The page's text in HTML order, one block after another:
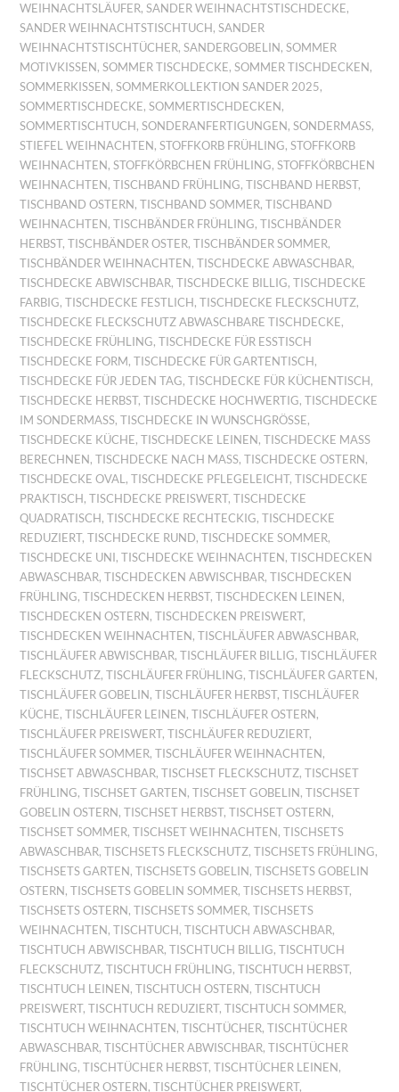
WEIHNACHTSLÄUFER,SANDER WEIHNACHTSTISCHDECKE,
SANDER WEIHNACHTSTISCHTUCH,SANDER
WEIHNACHTSTISCHTÜCHER,SANDERGOBELIN,SOMMER
MOTIVKISSEN,SOMMER TISCHDECKE,SOMMER TISCHDECKEN,
SOMMERKISSEN,SOMMERKOLLEKTION SANDER 2025,
SOMMERTISCHDECKE,SOMMERTISCHDECKEN,
SOMMERTISCHTUCH,SONDERANFERTIGUNGEN,SONDERMASS ,
STIEFEL WEIHNACHTEN,STOFFKORB FRÜHLING,STOFFKORB
WEIHNACHTEN,STOFFKÖRBCHEN FRÜHLING,STOFFKÖRBCHEN
WEIHNACHTEN,TISCHBAND FRÜHLING,TISCHBAND HERBST,
TISCHBAND OSTERN,TISCHBAND SOMMER,TISCHBAND
WEIHNACHTEN,TISCHBÄNDER FRÜHLING,TISCHBÄNDER
HERBST,TISCHBÄNDER OSTER,TISCHBÄNDER SOMMER,
TISCHBÄNDER WEIHNACHTEN,TISCHDECKE ABWASCHBAR,
TISCHDECKE ABWISCHBAR,TISCHDECKE BILLIG,TISCHDECKE
FARBIG,TISCHDECKE FESTLICH,TISCHDECKE FLECKSCHUTZ,
TISCHDECKE FLECKSCHUTZ ABWASCHBARE TISCHDECKE,
TISCHDECKE FRÜHLING,TISCHDECKE FÜR ESSTISCH
TISCHDECKE FORM,TISCHDECKE FÜR GARTENTISCH,
TISCHDECKE FÜR JEDEN TAG,TISCHDECKE FÜR KÜCHENTISCH,
TISCHDECKE HERBST,TISCHDECKE HOCHWERTIG,TISCHDECKE
IM SONDERMASS ,TISCHDECKE IN WUNSCHGRÖSSE ,
TISCHDECKE KÜCHE,TISCHDECKE LEINEN,TISCHDECKE MASS B
ERECHNEN
,TISCHDECKE NACH MASS ,TISCHDECKE OSTERN,
TISCHDECKE OVAL ,TISCHDECKE PFLEGELEICHT,TISCHDECKE
PRAKTISCH,TISCHDECKE PREISWERT,TISCHDECKE
QUADRATISCH,TISCHDECKE RECHTECKIG,TISCHDECKE
REDUZIERT,TISCHDECKE RUND,TISCHDECKE SOMMER,
TISCHDECKE UNI,TISCHDECKE WEIHNACHTEN,TISCHDECKEN
ABWASCHBAR,TISCHDECKEN ABWISCHBAR,TISCHDECKEN
FRÜHLING,TISCHDECKEN HERBST,TISCHDECKEN LEINEN,
TISCHDECKEN OSTERN,TISCHDECKEN PREISWERT,
TISCHDECKEN WEIHNACHTEN,TISCHLÄUFER ABWASCHBAR,
TISCHLÄUFER ABWISCHBAR,TISCHLÄUFER BILLIG,TISCHLÄUFER
FLECKSCHUTZ,TISCHLÄUFER FRÜHLING,TISCHLÄUFER GARTEN,
TISCHLÄUFER GOBELIN,TISCHLÄUFER HERBST,TISCHLÄUFER
KÜCHE,TISCHLÄUFER LEINEN,TISCHLÄUFER OSTERN,
TISCHLÄUFER PREISWERT,TISCHLÄUFER REDUZIERT,
TISCHLÄUFER SOMMER,TISCHLÄUFER WEIHNACHTEN,
TISCHSET ABWASCHBAR,TISCHSET FLECKSCHUTZ,TISCHSET
FRÜHLING,TISCHSET GARTEN,TISCHSET GOBELIN,TISCHSET
GOBELIN OSTERN,TISCHSET HERBST,TISCHSET OSTERN,
TISCHSET SOMMER,TISCHSET WEIHNACHTEN,TISCHSETS
ABWASCHBAR,TISCHSETS FLECKSCHUTZ,TISCHSETS FRÜHLING,
TISCHSETS GARTEN,TISCHSETS GOBELIN,TISCHSETS GOBELIN
OSTERN,TISCHSETS GOBELIN SOMMER,TISCHSETS HERBST,
TISCHSETS OSTERN,TISCHSETS SOMMER,TISCHSETS
WEIHNACHTEN,TISCHTUCH,TISCHTUCH ABWASCHBAR,
TISCHTUCH ABWISCHBAR,TISCHTUCH BILLIG,TISCHTUCH
FLECKSCHUTZ,TISCHTUCH FRÜHLING,TISCHTUCH HERBST,
TISCHTUCH LEINEN,TISCHTUCH OSTERN,TISCHTUCH
PREISWERT,TISCHTUCH REDUZIERT,TISCHTUCH SOMMER,
TISCHTUCH WEIHNACHTEN,TISCHTÜCHER,TISCHTÜCHER
ABWASCHBAR,TISCHTÜCHER ABWISCHBAR,TISCHTÜCHER
FRÜHLING,TISCHTÜCHER HERBST,TISCHTÜCHER LEINEN,
TISCHTÜCHER OSTERN,TISCHTÜCHER PREISWERT,